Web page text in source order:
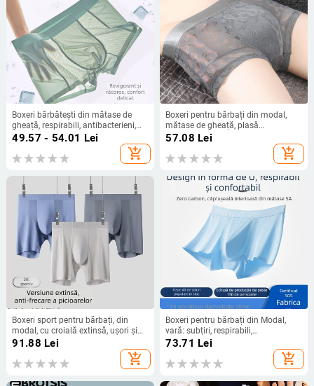
Boxeri bărbătești din mătase de
gheață, respirabili, antibacterieni,
talie medie
49.57 - 54.01 Lei
add_shopping_cart
Boxeri pentru bărbați din modal,
mătase de gheață, plasă
respirabilă, camuflaj, uscare rapidă
57.08 Lei
add_shopping_cart
Boxeri sport pentru bărbați, din
modal, cu croială extinsă, ușori și
respirabili, pentru alergare și fitness
91.88 Lei
add_shopping_cart
Boxeri pentru bărbați din Modal,
vară: subțiri, respirabili,
antibacterieni, croială lejeră, talie
medie, mărime mare, culoare solidă
73.71 Lei
add_shopping_cart